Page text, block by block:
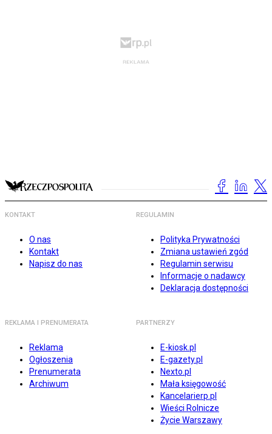
KONTAKT
O nas
Kontakt
Napisz do nas
REGULAMIN
Polityka Prywatności
Zmiana ustawień zgód
Regulamin serwisu
Informacje o nadawcy
Deklaracja dostępności
REKLAMA I PRENUMERATA
Reklama
Ogłoszenia
Prenumerata
Archiwum
PARTNERZY
E-kiosk.pl
E-gazety.pl
Nexto.pl
Mała księgowość
Kancelarierp.pl
Wieści Rolnicze
Życie Warszawy